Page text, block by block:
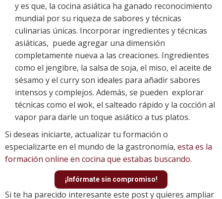
y es que, la cocina asiática ha ganado reconocimiento
mundial por su riqueza de sabores y técnicas
culinarias únicas. Incorporar ingredientes y técnicas
asiáticas, puede agregar una dimensión
completamente nueva a las creaciones. Ingredientes
como el jengibre, la salsa de soja, el miso, el aceite de
sésamo y el curry son ideales para añadir sabores
intensos y complejos. Además, se pueden explorar
técnicas como el wok, el salteado rápido y la cocción al
vapor para darle un toque asiático a tus platos.
Si deseas iniciarte, actualizar tu formación o
especializarte en el mundo de la gastronomía, esta es la
formación online en cocina que estabas buscando.
¡Infórmate sin compromiso!
Si te ha parecido interesante este post y quieres ampliar